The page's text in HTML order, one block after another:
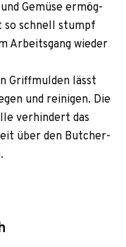
Gemüse ermög­
so schnell stumpf
Arbeits­gang wie­der
Griff­mul­den lässt
und rei­ni­gen. Die
ver­hin­dert das
über den But­cher­